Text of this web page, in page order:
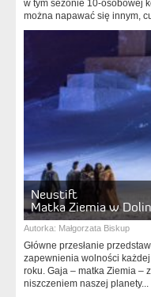
w tym sezonie 10-osobowej
można napawać się innym,
Neustift
Matka Ziemia w
Autorka: Małgorzata Biskup
Główne przesłanie
zapewnienia wolności
roku. Gaja – matka Ziemia –
niszczeniem naszej planety...